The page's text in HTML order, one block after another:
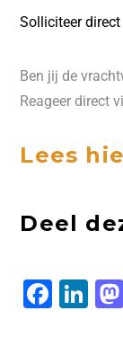
Solliciteer direct
Ben jij de
Reageer direct
Lees
Deel
F
L